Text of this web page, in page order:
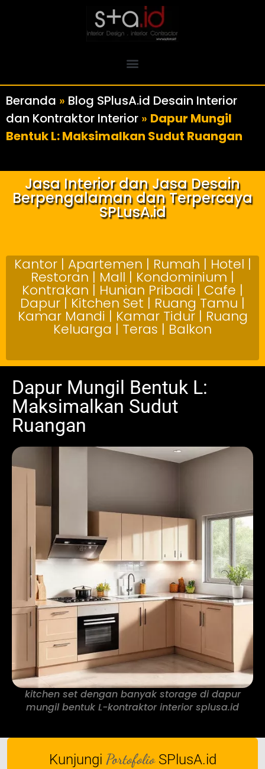
Beranda » Blog SPlusA.id Desain Interior
dan Kontraktor Interior » Dapur Mungil
Bentuk L: Maksimalkan Sudut Ruangan
Jasa Interior dan Jasa Desain
Berpengalaman dan Terpercaya
SPLusA.id
Kantor | Apartemen | Rumah | Hotel |
Restoran | Mall | Kondominium |
Kontrakan | Hunian Pribadi | Cafe |
Dapur | Kitchen Set | Ruang Tamu |
Kamar Mandi | Kamar Tidur | Ruang
Keluarga | Teras | Balkon
Dapur Mungil Bentuk L:
Maksimalkan Sudut
Ruangan
kitchen set dengan banyak storage di dapur
mungil bentuk L-kontraktor interior splusa.id
Kunjungi Portofolio SPlusA.id